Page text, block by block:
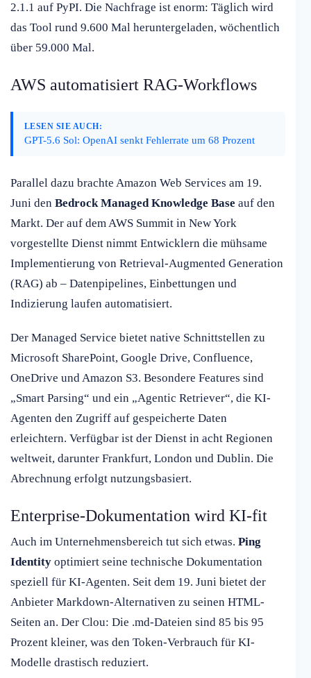
2.1.1 auf PyPI. Die Nachfrage ist enorm: Täglich wird
das Tool rund 9.600 Mal heruntergeladen, wöchentlich
über 59.000 Mal.
AWS automatisiert RAG-Workflows
LESEN SIE AUCH:
GPT-5.6 Sol: OpenAI senkt Fehlerrate um 68 Prozent
Parallel dazu brachte Amazon Web Services am 19.
Juni den Bedrock Managed Knowledge Base auf den
Markt. Der auf dem AWS Summit in New York
vorgestellte Dienst nimmt Entwicklern die mühsame
Implementierung von Retrieval-Augmented Generation
(RAG) ab – Datenpipelines, Einbettungen und
Indizierung laufen automatisiert.
Der Managed Service bietet native Schnittstellen zu
Microsoft SharePoint, Google Drive, Confluence,
OneDrive und Amazon S3. Besondere Features sind
„Smart Parsing“ und ein „Agentic Retriever“, die KI-
Agenten den Zugriff auf gespeicherte Daten
erleichtern. Verfügbar ist der Dienst in acht Regionen
weltweit, darunter Frankfurt, London und Dublin. Die
Abrechnung erfolgt nutzungsbasiert.
Enterprise-Dokumentation wird KI-fit
Auch im Unternehmensbereich tut sich etwas. Ping
Identity optimiert seine technische Dokumentation
speziell für KI-Agenten. Seit dem 19. Juni bietet der
Anbieter Markdown-Alternativen zu seinen HTML-
Seiten an. Der Clou: Die .md-Dateien sind 85 bis 95
Prozent kleiner, was den Token-Verbrauch für KI-
Modelle drastisch reduziert.